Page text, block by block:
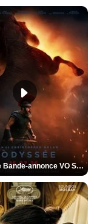
L'Odyssée Bande-annonce VO STFR